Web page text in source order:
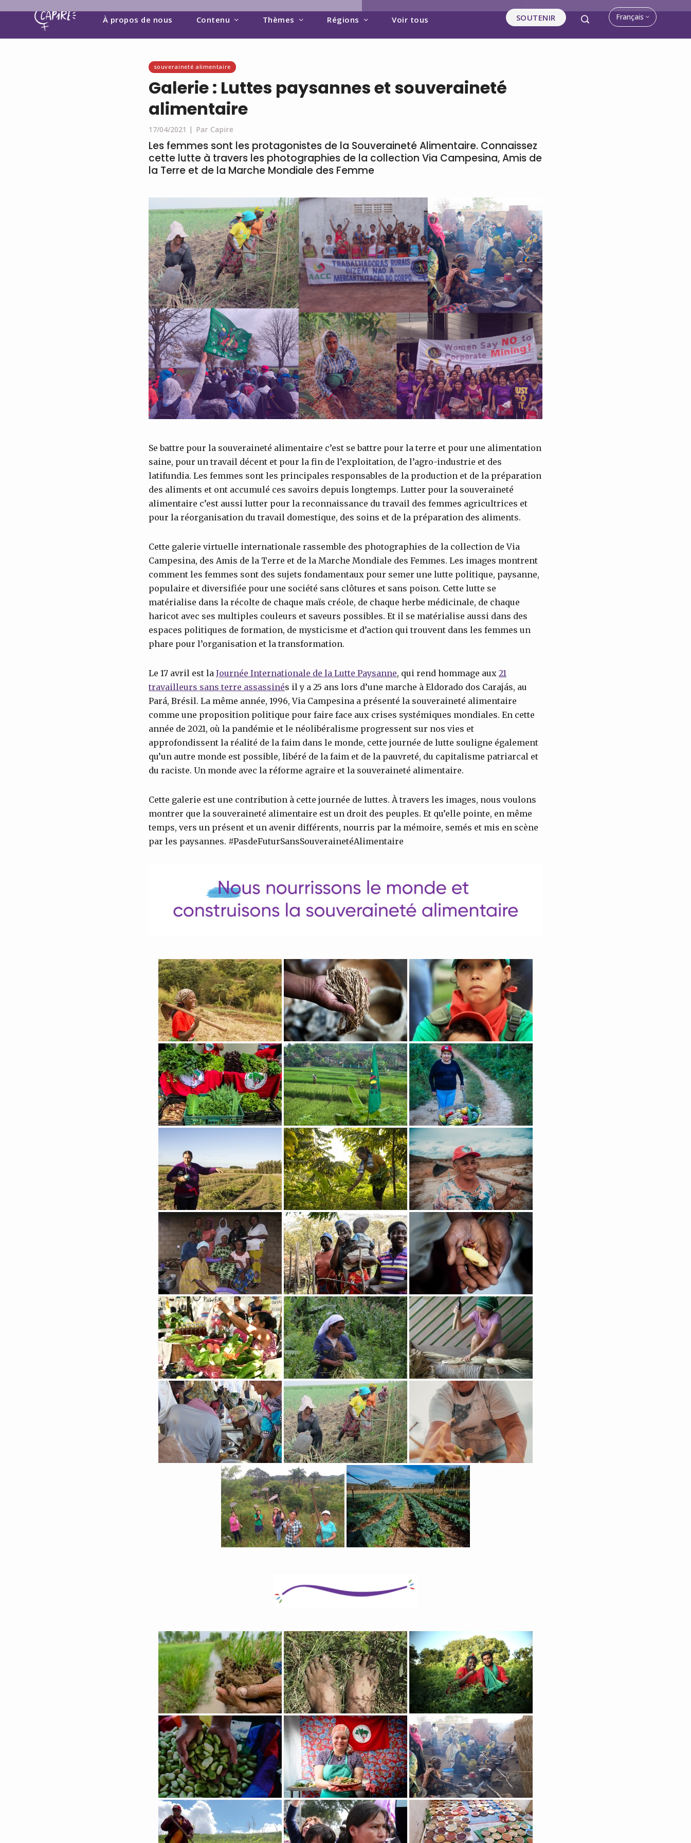
À propos de nous Contenu Thèmes Régions Voir tous SOUTENIR Français
souveraineté alimentaire
Galerie : Luttes paysannes et souveraineté
alimentaire
17/04/2021 | Par Capire
Les femmes sont les protagonistes de la Souveraineté Alimentaire. Connaissez
cette lutte à travers les photographies de la collection Via Campesina, Amis de
la Terre et de la Marche Mondiale des Femme
Se battre pour la souveraineté alimentaire c’est se battre pour la terre et pour une alimentation
saine, pour un travail décent et pour la fin de l’exploitation, de l’agro-industrie et des
latifundia. Les femmes sont les principales responsables de la production et de la préparation
des aliments et ont accumulé ces savoirs depuis longtemps. Lutter pour la souveraineté
alimentaire c’est aussi lutter pour la reconnaissance du travail des femmes agricultrices et
pour la réorganisation du travail domestique, des soins et de la préparation des aliments.
Cette galerie virtuelle internationale rassemble des photographies de la collection de Via
Campesina, des Amis de la Terre et de la Marche Mondiale des Femmes. Les images montrent
comment les femmes sont des sujets fondamentaux pour semer une lutte politique, paysanne,
populaire et diversifiée pour une société sans clôtures et sans poison. Cette lutte se
matérialise dans la récolte de chaque maïs créole, de chaque herbe médicinale, de chaque
haricot avec ses multiples couleurs et saveurs possibles. Et il se matérialise aussi dans des
espaces politiques de formation, de mysticisme et d’action qui trouvent dans les femmes un
phare pour l’organisation et la transformation.
Le 17 avril est la Journée Internationale de la Lutte Paysanne, qui rend hommage aux 21
travailleurs sans terre assassinés il y a 25 ans lors d’une marche à Eldorado dos Carajás, au
Pará, Brésil. La même année, 1996, Via Campesina a présenté la souveraineté alimentaire
comme une proposition politique pour faire face aux crises systémiques mondiales. En cette
année de 2021, où la pandémie et le néolibéralisme progressent sur nos vies et
approfondissent la réalité de la faim dans le monde, cette journée de lutte souligne également
qu’un autre monde est possible, libéré de la faim et de la pauvreté, du capitalisme patriarcal et
du raciste. Un monde avec la réforme agraire et la souveraineté alimentaire.
Cette galerie est une contribution à cette journée de luttes. À travers les images, nous voulons
montrer que la souveraineté alimentaire est un droit des peuples. Et qu’elle pointe, en même
temps, vers un présent et un avenir différents, nourris par la mémoire, semés et mis en scène
par les paysannes. #PasdeFuturSansSouverainetéAlimentaire